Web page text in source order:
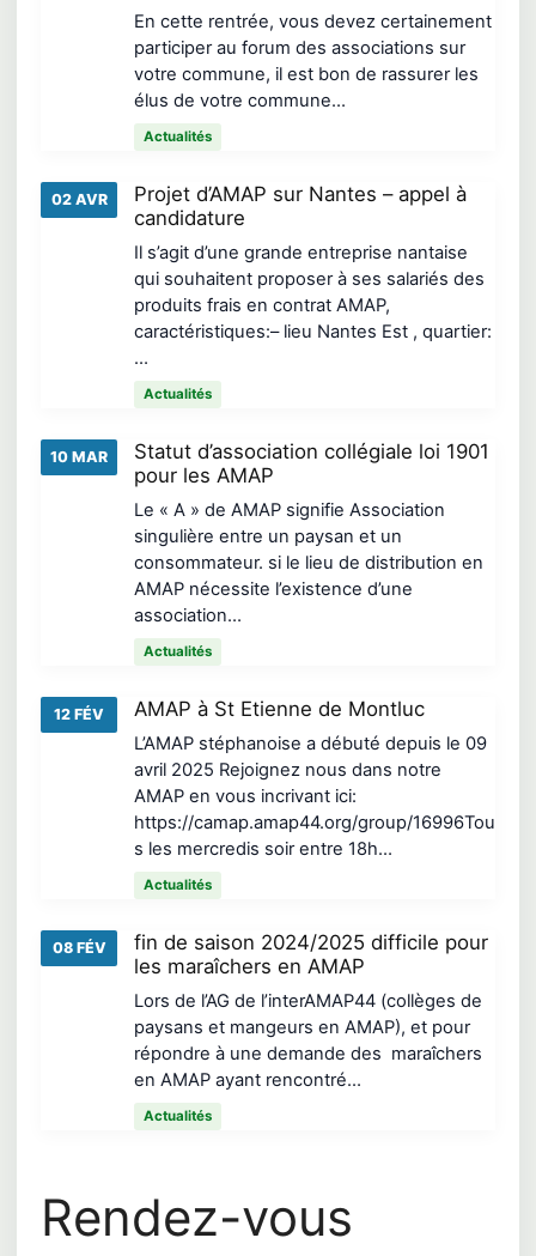
En cette rentrée, vous devez certainement
participer au forum des associations sur
votre commune, il est bon de rassurer les
élus de votre commune…
Actualités
02 AVR
Projet d’AMAP sur Nantes – appel à
candidature
Il s’agit d’une grande entreprise nantaise
qui souhaitent proposer à ses salariés des
produits frais en contrat AMAP,
caractéristiques:– lieu Nantes Est , quartier:
…
Actualités
10 MAR
Statut d’association collégiale loi 1901
pour les AMAP
Le « A » de AMAP signifie Association
singulière entre un paysan et un
consommateur. si le lieu de distribution en
AMAP nécessite l’existence d’une
association…
Actualités
12 FÉV AMAP à St Etienne de Montluc
L’AMAP stéphanoise a débuté depuis le 09
avril 2025 Rejoignez nous dans notre
AMAP en vous incrivant ici:
https://camap.amap44.org/group/16996Tou
s les mercredis soir entre 18h…
Actualités
08 FÉV
fin de saison 2024/2025 difficile pour
les maraîchers en AMAP
Lors de l’AG de l’interAMAP44 (collèges de
paysans et mangeurs en AMAP), et pour
répondre à une demande des maraîchers
en AMAP ayant rencontré…
Actualités
Rendez-vous